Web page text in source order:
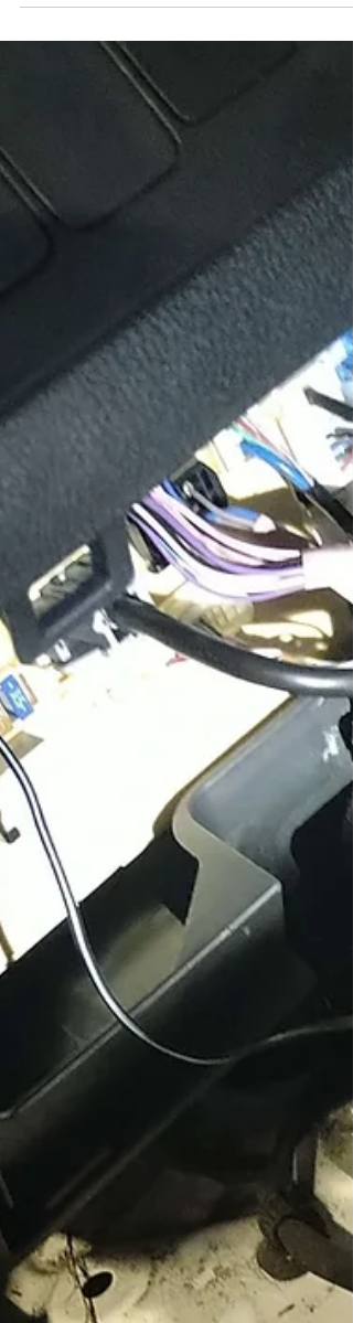
GO！の指示を頂きました。 車内側から固定され
いるのでB、Cピラーを外してルーフを半分落と